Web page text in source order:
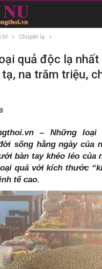
trí Chuyện lạ
quả độc lạ nhất
na trăm triệu,
– Những
sống hằng ngày của
bàn tay khéo léo của
quả với kích thước
tế cao.